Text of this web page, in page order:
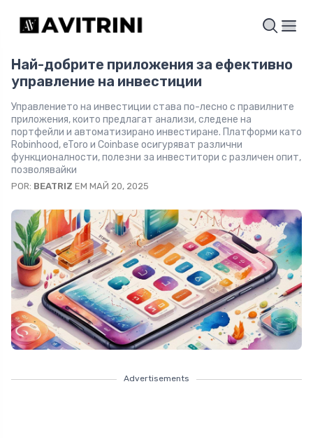
Най-добрите приложения за ефективно
управление на инвестиции
Управлението на инвестиции става по-лесно с правилните
приложения, които предлагат анализи, следене на
портфейли и автоматизирано инвестиране. Платформи като
Robinhood, eToro и Coinbase осигуряват различни
функционалности, полезни за инвеститори с различен опит,
позволявайки
POR: BEATRIZ EM МАЙ 20, 2025
Advertisements